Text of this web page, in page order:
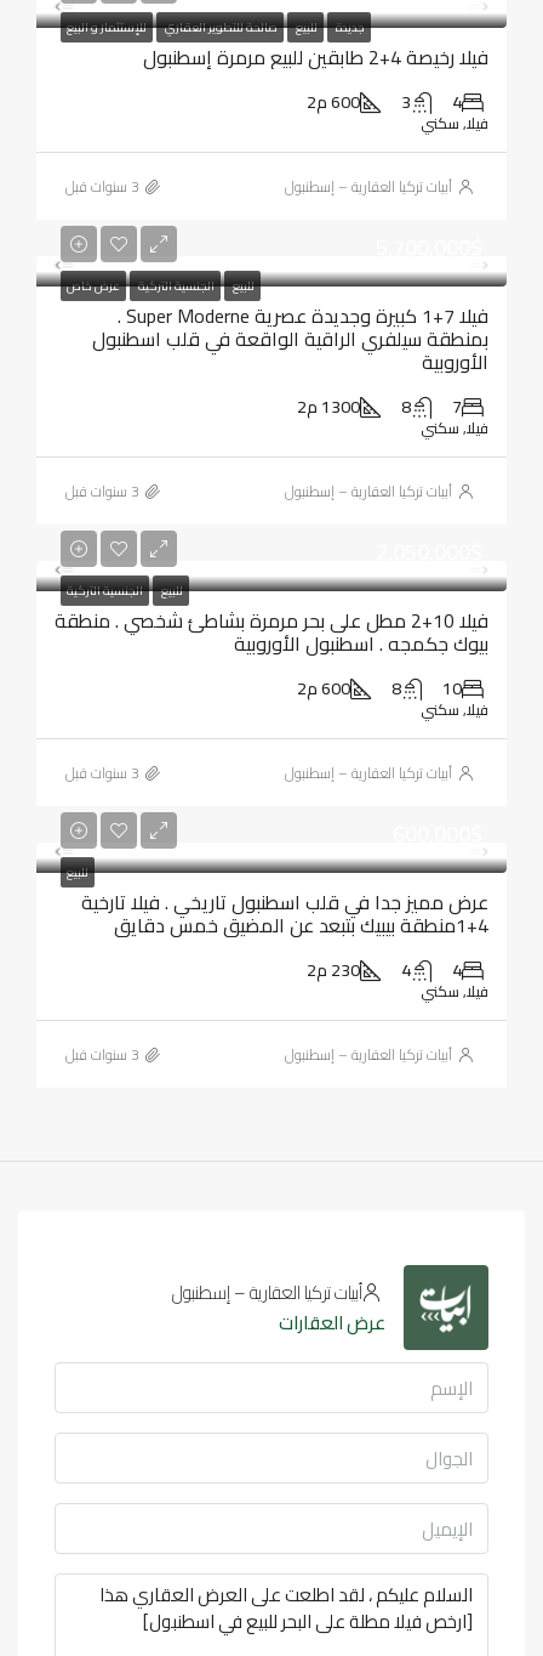
جديدة للبيع صالحة للتطوير العقاري للإستثمار و البيع
فيلا رخيصة 4+2 طابقين للبيع مرمرة إسطنبول
4
3 600 م2
فيلا, سكني
أبيات تركيا العقارية – إسطنبول
للبيع الجنسية التركية عرض خاص
فيلا 7+1 كبيرة وجديدة عصرية Super Moderne .
بمنطقة سيلفري الراقية الواقعة في قلب اسطنبول
الأوروبية
7
8 1300 م2
فيلا, سكني
أبيات تركيا العقارية – إسطنبول
للبيع الجنسية التركية
فيلا 10+2 مطل على بحر مرمرة بشاطئ شخصي . منطقة
بيوك جكمجه . اسطنبول الأوروبية
10
8 600 م2
فيلا, سكني
أبيات تركيا العقارية – إسطنبول
للبيع
عرض مميز جدا في قلب اسطنبول تاريخي . فيلا تارخية
4+1منطقة بيبيك بتبعد عن المضيق خمس دقايق
4
4 230 م2
فيلا, سكني
أبيات تركيا العقارية – إسطنبول
أبيات تركيا العقارية – إسطنبول
عرض العقارات